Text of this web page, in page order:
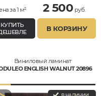
за 1 м² 2 500 руб.
КУПИТЬ
В КОРЗИНУ
Виниловый ламинат
ENGLISH WALNUT 20896